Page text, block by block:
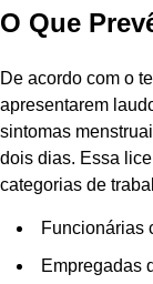
O Que
De acordo com o
apresentarem
sintomas
dois dias. Essa
categorias de
Funcionárias
Empregadas